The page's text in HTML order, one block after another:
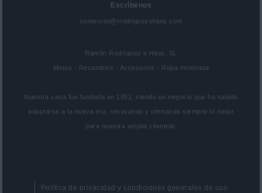
Escríbenos
comercial@rrodriguezehijos.com
Ramón Rodríguez e Hijos, SL
Motos - Recambios - Accesorios - Ropa motorista
Nuestra casa fue fundada en 1951, siendo un negocio que ha sabido
adaptarse a la nueva era, renovando y ofertando siempre lo mejor
para nuestra amplia clientela.
Política de privacidad y condiciones generales de uso